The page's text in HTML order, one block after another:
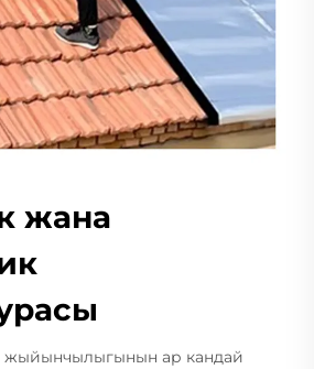
жана
жыйынчылыгынын ар кандай